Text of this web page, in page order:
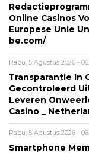
Online Casinos
Europese Unie
be.com/
Rabu, 5 Agustus 2026 -
Transparantie In
Gecontroleerd
Leveren
Casino _
Rabu, 5 Agustus 2026 -
Smartphone